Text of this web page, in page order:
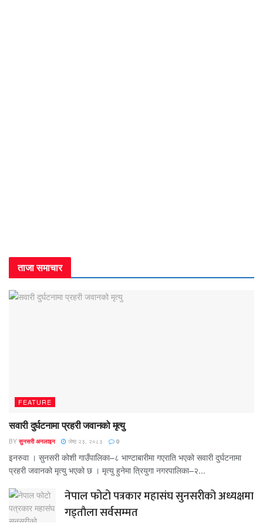
ताजा समाचार
FEATURE
सवारी दुर्घटनामा प्रहरी जवानको मृत्यु
BY सुनसरी अनलाइन जेष्ठ २३, २०८३ 0
इनरुवा । सुनसरी कोशी गाउँपालिका–८ भाण्टाबारीमा गएराति भएको सवारी दुर्घटनामा
प्रहरी जवानको मृत्यु भएको छ । मृत्यु हुनेमा त्रियुगा नगरपालिका–२...
नेपाल फोटो पत्रकार महासंघ सुनसरीको अध्यक्षमा
गड्ताैला सर्वसम्मत